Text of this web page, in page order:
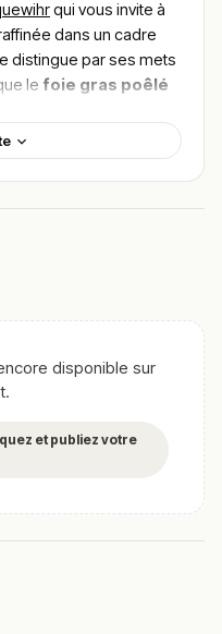
qui vous invite à
dans un cadre
distingue par ses mets
le foie gras poêlé
En quête d’authenticité,
frais et de saison,
table un véritable
le meilleur plat de
en attente de
erreurs, n'hésitez pas à
la fiche de cet
disponible sur
et publiez votre